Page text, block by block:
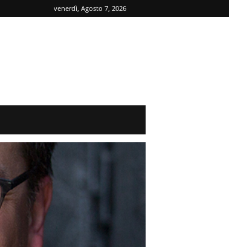
venerdì, Agosto 7, 2026